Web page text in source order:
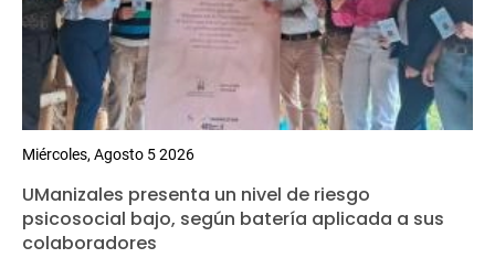
Miércoles, Agosto 5 2026
UManizales presenta un nivel de riesgo
psicosocial bajo, según batería aplicada a sus
colaboradores